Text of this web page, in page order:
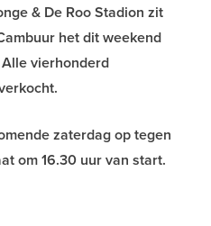
& De Roo Stadion zit
het dit weekend
vierhonderd
zaterdag op tegen
om 16.30 uur van start.